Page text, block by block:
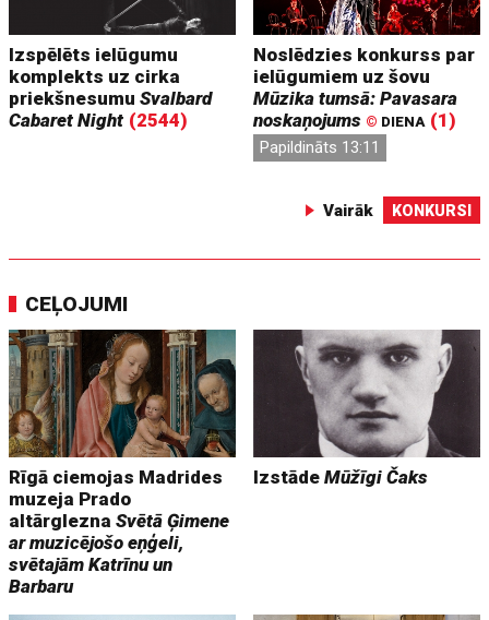
Izspēlēts ielūgumu
komplekts uz cirka
priekšnesumuSvalbard
Cabaret Night (2544)
Noslēdzies konkurss par
ielūgumiem uz šovu
Mūzika tumsā: Pavasara
noskaņojums © DIENA (1)
Papildināts 13:11
Vairāk KONKURSI
CEĻOJUMI
Rīgā ciemojas Madrides
muzeja Prado
altārgleznaSvētā Ģimene
ar muzicējošo eņģeli,
svētajām Katrīnu un
Barbaru
IzstādeMūžīgi Čaks